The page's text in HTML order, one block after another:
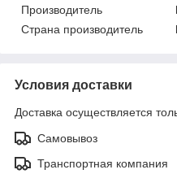
Производитель
Страна производитель
Условия доставки
Доставка осуществляется
Самовывоз
Транспортная компания